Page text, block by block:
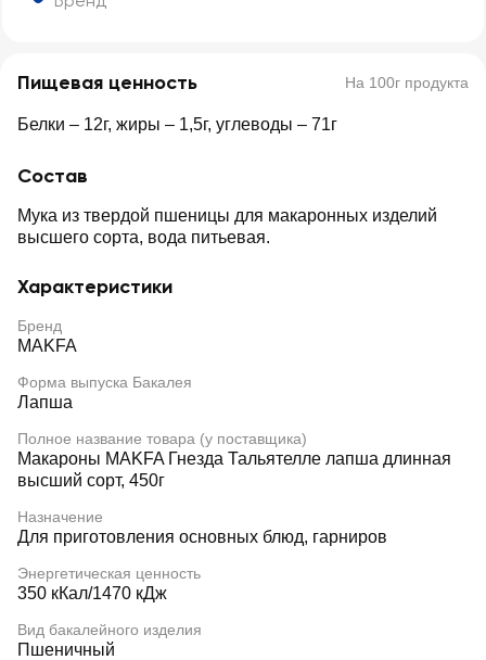
Пищевая ценность На 100г продукта
Белки – 12г, жиры – 1,5г, углеводы – 71г
Состав
Мука из твердой пшеницы для макаронных изделий
высшего сорта, вода питьевая.
Характеристики
Бренд
MAKFA
Форма выпуска Бакалея
Лапша
Полное название товара (у поставщика)
Макароны MAKFA Гнезда Тальятелле лапша длинная
высший сорт, 450г
Назначение
Для приготовления основных блюд, гарниров
Энергетическая ценность
350 кКал/1470 кДж
Вид бакалейного изделия
Пшеничный